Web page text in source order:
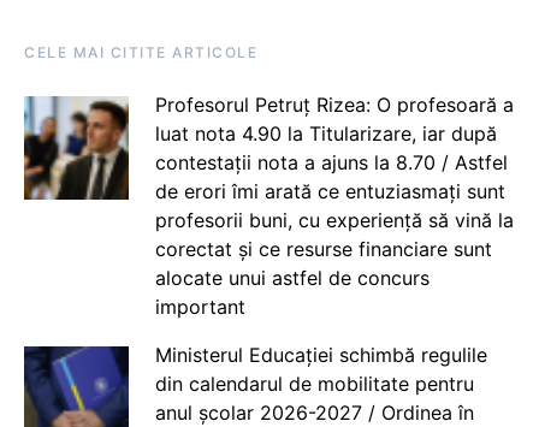
CELE MAI CITITE ARTICOLE
Profesorul Petruț Rizea: O profesoară a
luat nota 4.90 la Titularizare, iar după
contestații nota a ajuns la 8.70 / Astfel
de erori îmi arată ce entuziasmați sunt
profesorii buni, cu experiență să vină la
corectat și ce resurse financiare sunt
alocate unui astfel de concurs
important
Ministerul Educației schimbă regulile
din calendarul de mobilitate pentru
anul școlar 2026-2027 / Ordinea în